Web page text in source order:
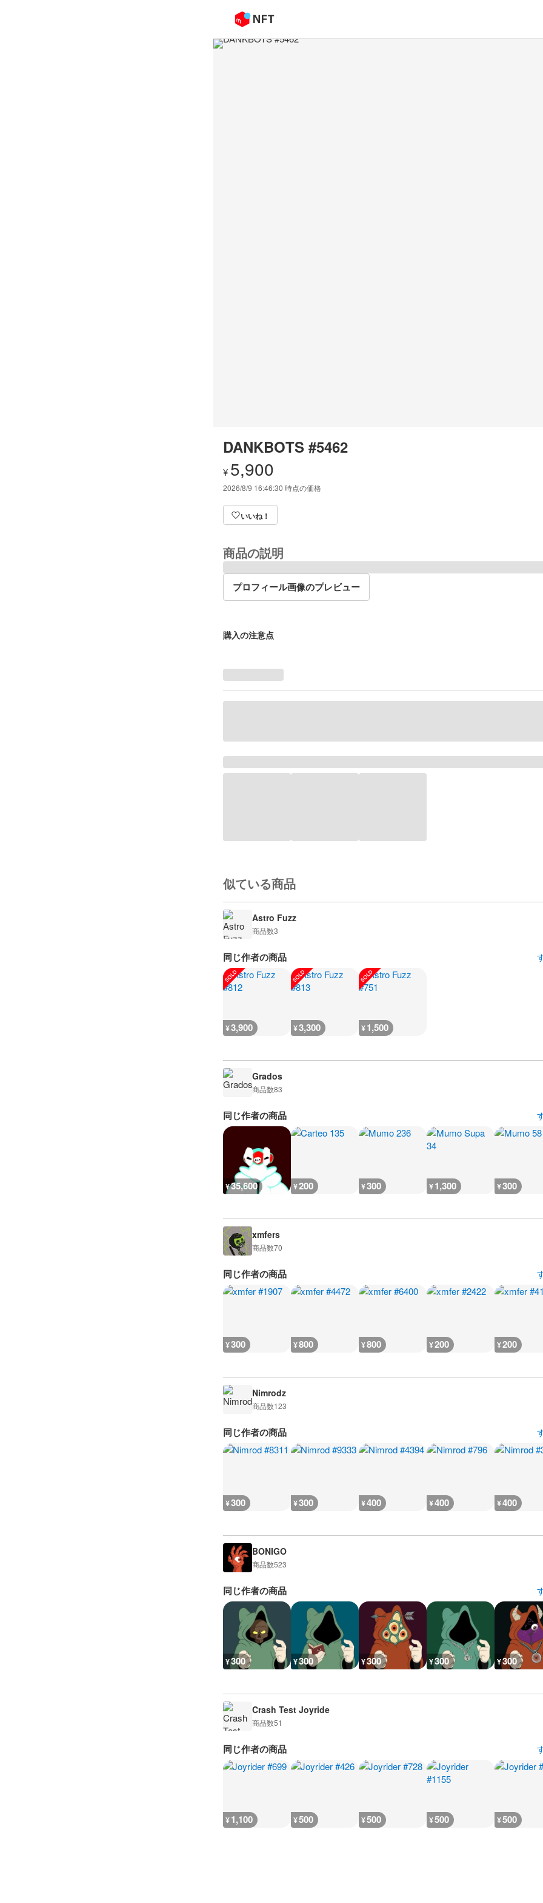
DANKBOTS #5462
¥ 5,900
2026/8/9 16:46:30 時点の価格
いいね！
商品の説明
プロフィール画像のプレビュー
購入の注意点
似ている商品
Astro Fuzz
商品数3
同じ作者の商品
¥3,900 ¥3,300 ¥1,500
Grados
商品数83
同じ作者の商品
¥35,600 ¥200 ¥300 ¥1,300 ¥300
xmfers
商品数70
同じ作者の商品
¥300 ¥800 ¥800 ¥200 ¥200
Nimrodz
商品数123
同じ作者の商品
¥300 ¥300 ¥400 ¥400 ¥400
BONIGO
商品数523
同じ作者の商品
¥300 ¥300 ¥300 ¥300 ¥300
Crash Test Joyride
商品数51
同じ作者の商品
¥1,100 ¥500 ¥500 ¥500 ¥500